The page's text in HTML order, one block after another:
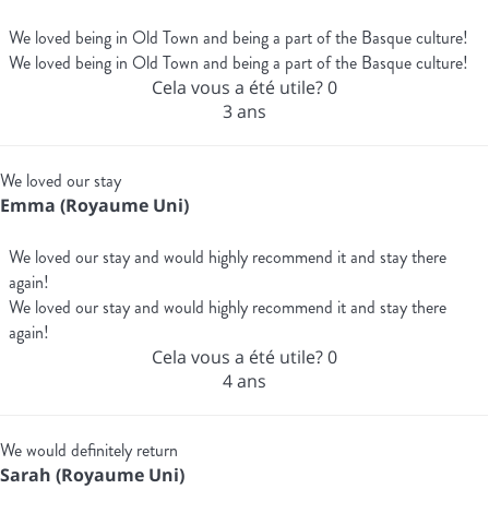
We loved being in Old Town and being a part of the Basque culture!
We loved being in Old Town and being a part of the Basque culture!
Cela vous a été utile?0
3 ans
We loved our stay
Emma (Royaume Uni)
We loved our stay and would highly recommend it and stay there
again!
We loved our stay and would highly recommend it and stay there
again!
Cela vous a été utile?0
4 ans
We would definitely return
Sarah (Royaume Uni)